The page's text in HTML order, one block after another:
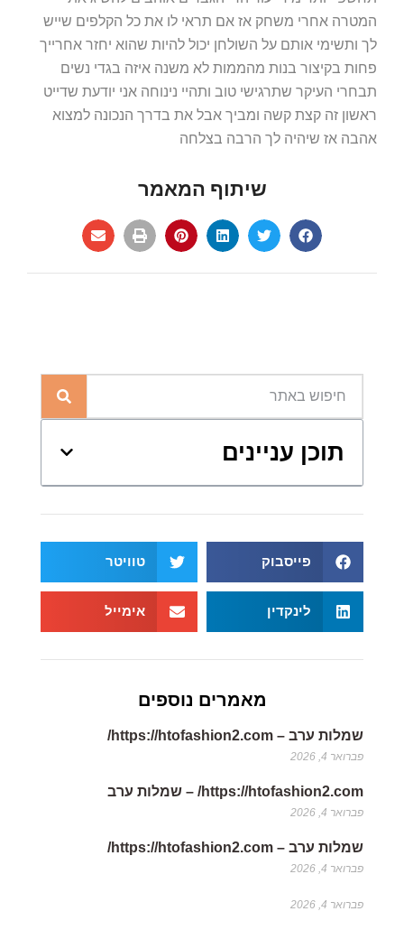
המטרה אחרי משחק אז אם תראי לו את כל הקלפים שייש
לך ותשימי אותם על השולחן יכול להיות שהוא יחזר אחרייך
פחות בקיצור בנות מהממות לא משנה איזה בגדי נשים
תבחרי העיקר שתרגישי טוב ותהיי נינוחה אני יודעת שדייט
ראשון זה קצת קשה ומביך אבל את בדרך הנכונה למצוא
אהבה אז שיהיה לך הרבה בצלחה
שיתוף המאמר
תוכן עניינים
פייסבוק טוויטר
לינקדין אימייל
מאמרים נוספים
שמלות ערב – https://htofashion2.com/
פברואר 4, 2026
https://htofashion2.com/ – שמלות ערב
פברואר 4, 2026
שמלות ערב – https://htofashion2.com/
פברואר 4, 2026
פברואר 4, 2026